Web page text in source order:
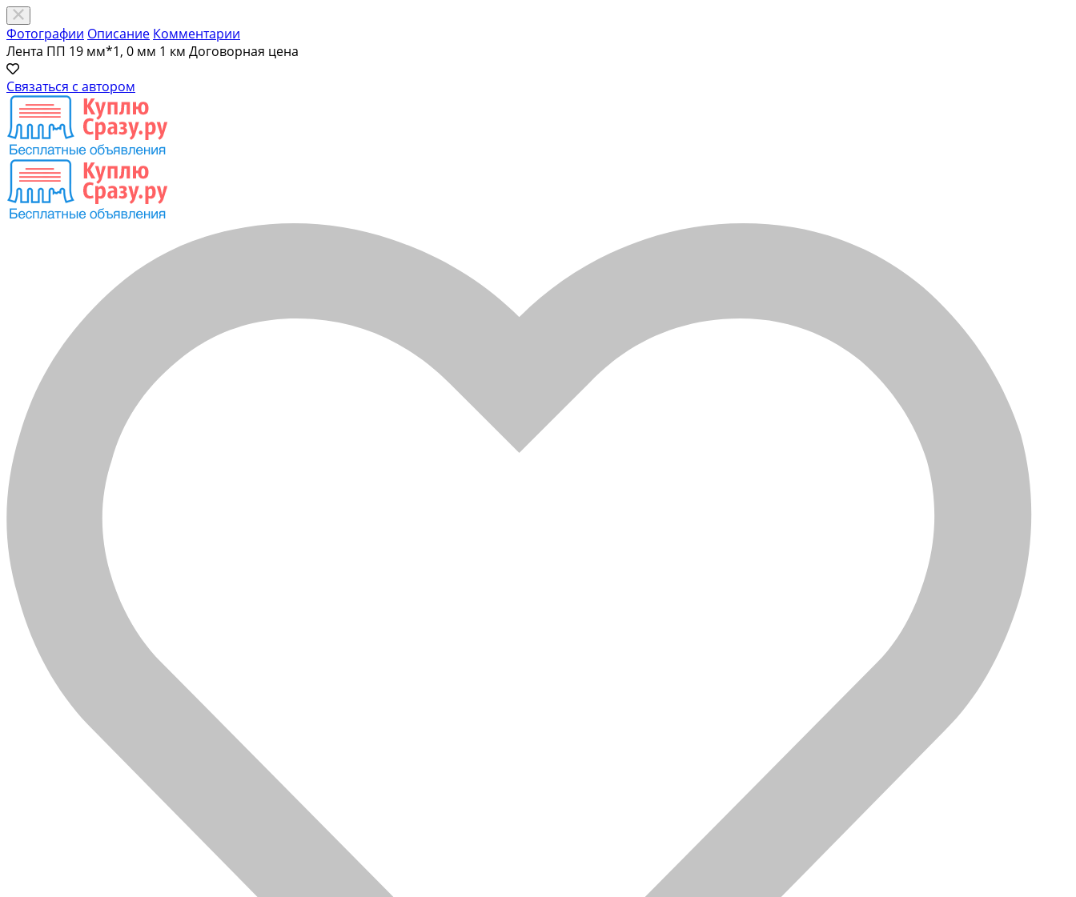
Фотографии Описание Комментарии
Лента ПП 19 мм*1, 0 мм 1 км Договорная цена
Связаться с автором